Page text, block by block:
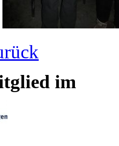
im